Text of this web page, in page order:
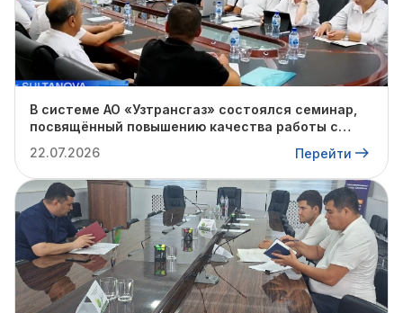
В системе АО «Узтрансгаз» состоялся семинар,
посвящённый повышению качества работы с
22.07.2026 Перейти